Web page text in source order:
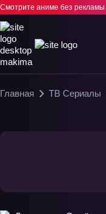
Смотрите аниме без рекламы
Главная ТВ Сериалы